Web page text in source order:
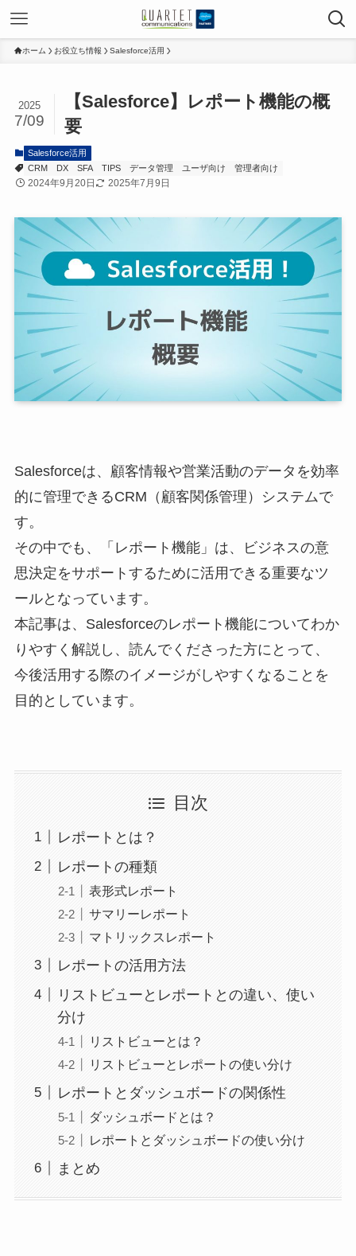
ホーム お役立ち情報 Salesforce活用
【Salesforce】レポート機能の概
要
2025
7/09
Salesforce活用
CRM
DX SFA TIPS データ管理 ユーザ向け 管理者向け
2024年9月20日 2025年7月9日
Salesforceは、顧客情報や営業活動のデータを効率
的に管理できるCRM（顧客関係管理）システムで
す。
その中でも、「レポート機能」は、ビジネスの意
思決定をサポートするために活用できる重要なツ
ールとなっています。
本記事は、Salesforceのレポート機能についてわか
りやすく解説し、読んでくださった方にとって、
今後活用する際のイメージがしやすくなることを
目的としています。
目次
レポートとは？
レポートの種類
表形式レポート
サマリーレポート
マトリックスレポート
レポートの活用方法
リストビューとレポートとの違い、使い
分け
リストビューとは？
リストビューとレポートの使い分け
レポートとダッシュボードの関係性
ダッシュボードとは？
レポートとダッシュボードの使い分け
まとめ